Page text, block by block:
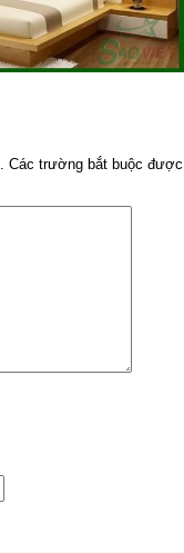
Các trường bắt buộc được